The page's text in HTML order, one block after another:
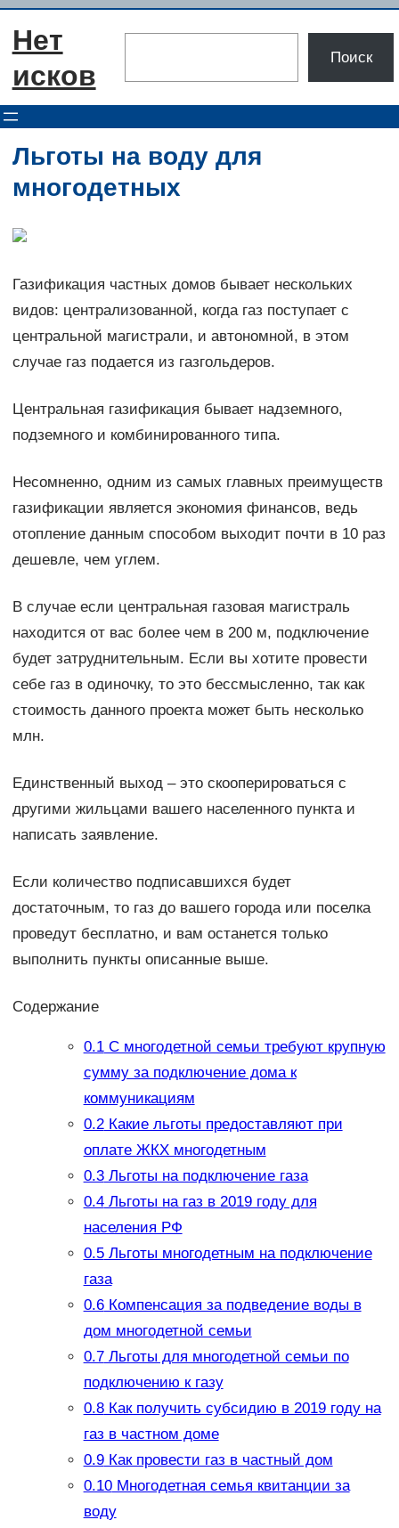
Перейти
Нет
исков
Поиск
Льготы на воду для
многодетных
Газификация частных домов бывает нескольких
видов: централизованной, когда газ поступает с
центральной магистрали, и автономной, в этом
случае газ подается из газгольдеров.
Центральная газификация бывает надземного,
подземного и комбинированного типа.
Несомненно, одним из самых главных преимуществ
газификации является экономия финансов, ведь
отопление данным способом выходит почти в 10 раз
дешевле, чем углем.
В случае если центральная газовая магистраль
находится от вас более чем в 200 м, подключение
будет затруднительным. Если вы хотите провести
себе газ в одиночку, то это бессмысленно, так как
стоимость данного проекта может быть несколько
млн.
Единственный выход – это скооперироваться с
другими жильцами вашего населенного пункта и
написать заявление.
Если количество подписавшихся будет
достаточным, то газ до вашего города или поселка
проведут бесплатно, и вам останется только
выполнить пункты описанные выше.
Содержание
0.1С многодетной семьи требуют крупную
сумму за подключение дома к
коммуникациям
0.2Какие льготы предоставляют при
оплате ЖКХ многодетным
0.3Льготы на подключение газа
0.4Льготы на газ в 2019 году для
населения РФ
0.5Льготы многодетным на подключение
газа
0.6Компенсация за подведение воды в
дом многодетной семьи
0.7Льготы для многодетной семьи по
подключению к газу
0.8Как получить субсидию в 2019 году на
газ в частном доме
0.9Как провести газ в частный дом
0.10Многодетная семья квитанции за
воду